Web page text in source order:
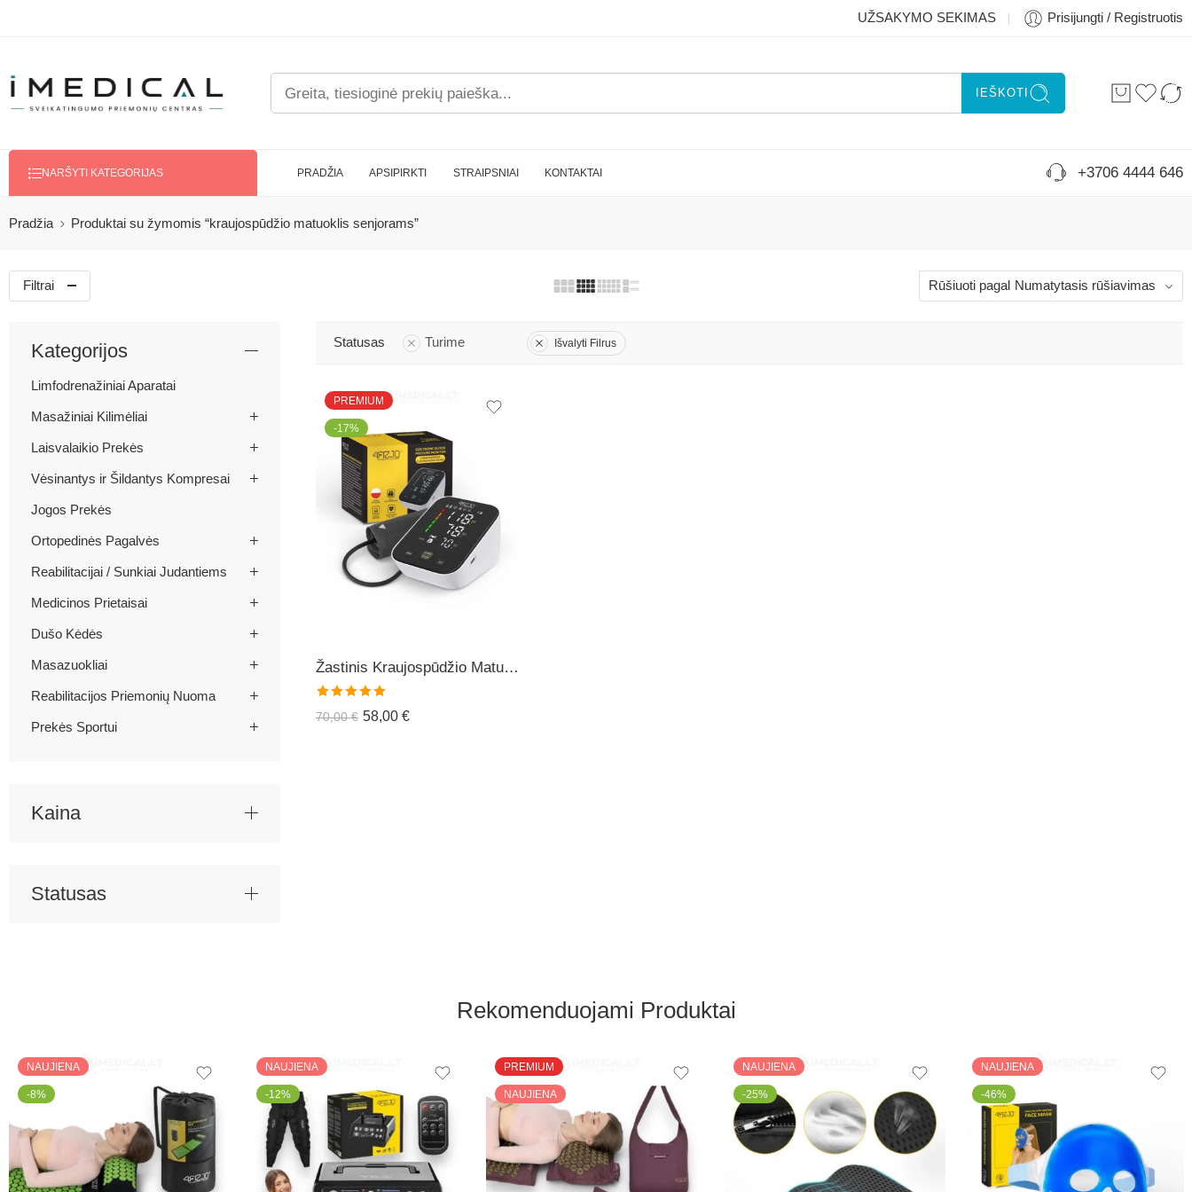
UŽSAKYMO SEKIMAS Prisijungti / Registruotis
IEŠKOTI
NARŠYTI KATEGORIJAS PRADŽIA APSIPIRKTI STRAIPSNIAI KONTAKTAI +3706 4444 646
Pradžia Produktai su žymomis “kraujospūdžio matuoklis senjorams”
Filtrai Rūšiuoti pagal Numatytasis rūšiavimas
Statusas Turime Išvalyti Filrus
PREMIUM
-17%
Žastinis Kraujospūdžio Matuoklis ULTRA
Įvertinimas:
70,00€ 58,00 €
Kategorijos
Limfodrenažiniai Aparatai
Masažiniai Kilimėliai
Laisvalaikio Prekės
Vėsinantys ir Šildantys Kompresai
Jogos Prekės
Ortopedinės Pagalvės
Reabilitacijai / Sunkiai Judantiems
Medicinos Prietaisai
Dušo Kėdės
Masazuokliai
Reabilitacijos Priemonių Nuoma
Prekės Sportui
Kaina
Statusas
Rekomenduojami Produktai
NAUJIENA
-8%
NAUJIENA
-12%
PREMIUM
NAUJIENA
NAUJIENA
-25%
NAUJIENA
-46%